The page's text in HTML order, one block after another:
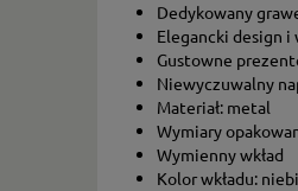
Dedykowany
Elegancki design i
Gustowne
Niewyczuwalny
Materiał: metal
Wymiary
Wymienny wkład
Kolor wkładu: